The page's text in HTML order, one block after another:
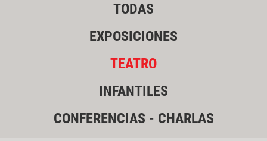
TODAS
EXPOSICIONES
TEATRO
INFANTILES
CONFERENCIAS - CHARLAS